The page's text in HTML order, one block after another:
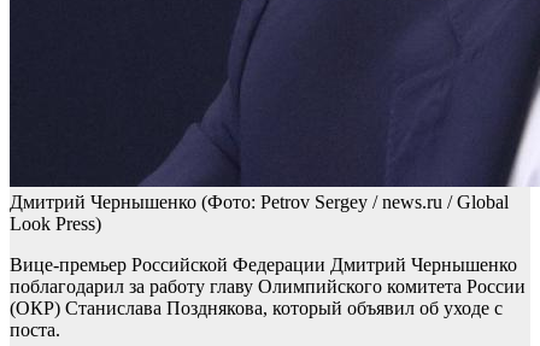
Дмитрий Чернышенко (Фото: Petrov Sergey / news.ru / Global
Look Press)
Вице-премьер Российской Федерации Дмитрий Чернышенко
поблагодарил за работу главу Олимпийского комитета России
(ОКР) Станислава Позднякова, который объявил об уходе с
поста.